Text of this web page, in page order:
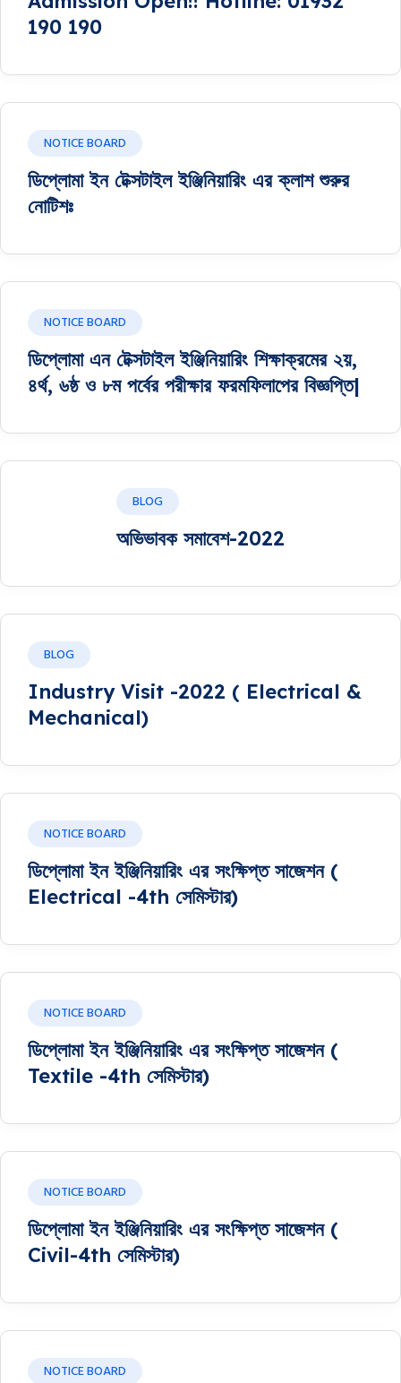
190 190
NOTICE BOARD
ডিপ্লোমা ইন টেক্সটাইল ইঞ্জিনিয়ারিং এর ক্লাশ শুরুর
নোটিশঃ
NOTICE BOARD
ডিপ্লোমা এন টেক্সটাইল ইঞ্জিনিয়ারিং শিক্ষাক্রমের ২য়,
৪র্থ, ৬ষ্ঠ ও ৮ম পর্বের পরীক্ষার ফরমফিলাপের বিজ্ঞপ্তি|
BLOG
অভিভাবক সমাবেশ-2022
BLOG
Industry Visit -2022 ( Electrical &
Mechanical)
NOTICE BOARD
ডিপ্লোমা ইন ইঞ্জিনিয়ারিং এর সংক্ষিপ্ত সাজেশন (
Electrical -4th সেমিস্টার)
NOTICE BOARD
ডিপ্লোমা ইন ইঞ্জিনিয়ারিং এর সংক্ষিপ্ত সাজেশন (
Textile -4th সেমিস্টার)
NOTICE BOARD
ডিপ্লোমা ইন ইঞ্জিনিয়ারিং এর সংক্ষিপ্ত সাজেশন (
Civil-4th সেমিস্টার)
NOTICE BOARD